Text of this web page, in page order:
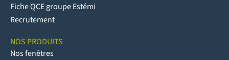
Fiche QCE groupe Estémi
Recrutement
NOS PRODUITS
Nos fenêtres